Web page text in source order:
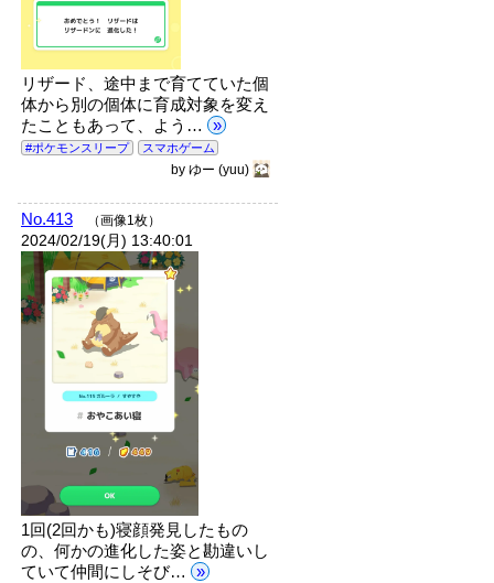
リザード、途中まで育てていた個
体から別の個体に育成対象を変え
たこともあって、よう… »
#ポケモンスリープ スマホゲーム
byゆー(yuu)
No.413 （画像1枚）
2024/02/19(月) 13:40:01
1回(2回かも)寝顔発見したもの
の、何かの進化した姿と勘違いし
ていて仲間にしそび… »